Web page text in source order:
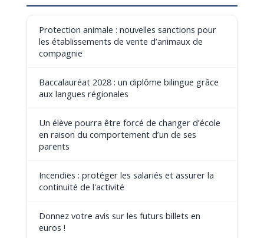
Protection animale : nouvelles sanctions pour
les établissements de vente d’animaux de
compagnie
Baccalauréat 2028 : un diplôme bilingue grâce
aux langues régionales
Un élève pourra être forcé de changer d’école
en raison du comportement d’un de ses
parents
Incendies : protéger les salariés et assurer la
continuité de l'activité
Donnez votre avis sur les futurs billets en
euros !